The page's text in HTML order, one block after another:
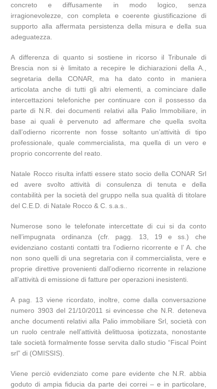
concreto e diffusamente in modo logico, senza
irragionevolezze, con completa e coerente giustificazione di
supporto alla affermata persistenza della misura e della sua
adeguatezza.
A differenza di quanto si sostiene in ricorso il Tribunale di
Brescia non si è limitato a recepire le dichiarazioni della A.,
segretaria della CONAR, ma ha dato conto in maniera
articolata anche di tutti gli altri elementi, a cominciare dalle
intercettazioni telefoniche per continuare con il possesso da
parte di N.R. dei documenti relativi alla Palio Immobiliare, in
base ai quali è pervenuto ad affermare che quella svolta
dall’odierno ricorrente non fosse soltanto un’attività di tipo
professionale, quale commercialista, ma quella di un vero e
proprio concorrente del reato.
Natale Rocco risulta infatti essere stato socio della CONAR Srl
ed avere svolto attività di consulenza di tenuta e della
contabilità per la società del gruppo nella sua qualità di titolare
del C.E.D. di Natale Rocco & C. s.a.s..
Numerose sono le telefonate intercettate di cui si da conto
nell’impugnata ordinanza (cfr. pagg. 13, 19 e ss.) che
evidenziano costanti contatti tra l’odierno ricorrente e l’ A. che
non sono quelli di una segretaria con il commercialista, vere e
proprie direttive provenienti dall’odierno ricorrente in relazione
all’attività di emissione di fatture per operazioni inesistenti.
A pag. 13 viene ricordato, inoltre, come dalla conversazione
numero 3903 del 21/10/2011 si evincesse che N.R. deteneva
anche documenti relativi alla Palio immobiliare Srl, società con
un ruolo centrale nell’attività delittuosa ipotizzata, nonostante
tale società formalmente fosse servita dallo studio “Fiscal Point
srl” di (OMISSIS).
Viene perciò evidenziato come pare evidente che N.R. abbia
goduto di ampia fiducia da parte dei correi – e in particolare,